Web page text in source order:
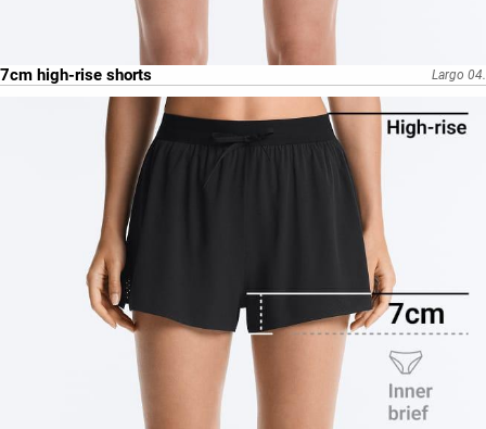
7cm high-rise shorts Largo 04.